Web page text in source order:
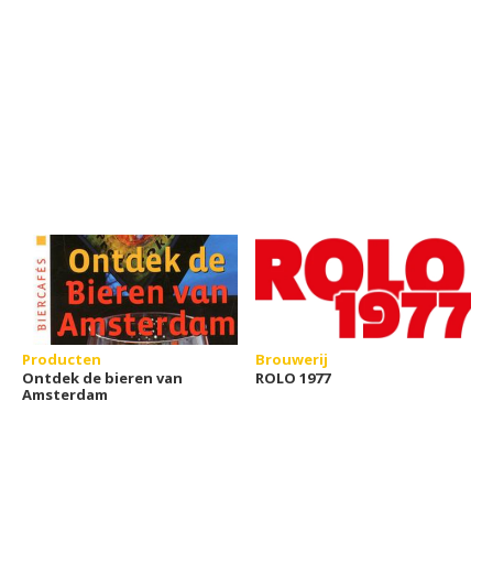
Producten
Ontdek de bieren van
Amsterdam
Brouwerij
ROLO 1977